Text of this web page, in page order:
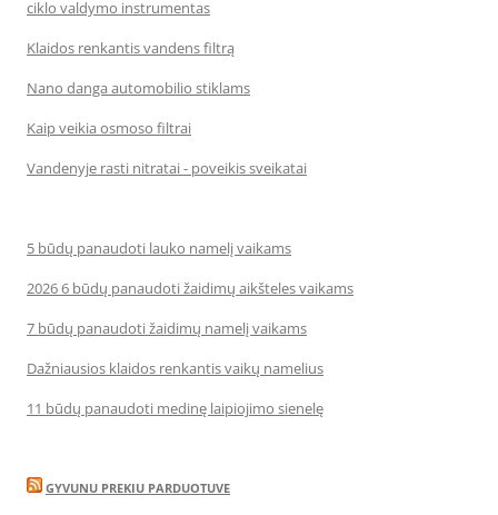
ciklo valdymo instrumentas
Klaidos renkantis vandens filtrą
Nano danga automobilio stiklams
Kaip veikia osmoso filtrai
Vandenyje rasti nitratai - poveikis sveikatai
5 būdų panaudoti lauko namelį vaikams
2026 6 būdų panaudoti žaidimų aikšteles vaikams
7 būdų panaudoti žaidimų namelį vaikams
Dažniausios klaidos renkantis vaikų namelius
11 būdų panaudoti medinę laipiojimo sienelę
GYVUNU PREKIU PARDUOTUVE